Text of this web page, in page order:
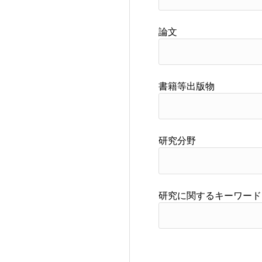
論文
書籍等出版物
研究分野
研究に関するキーワード